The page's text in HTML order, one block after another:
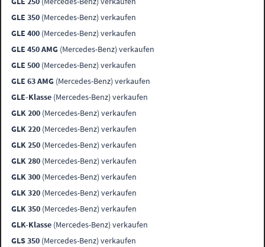
GLE 350 (Mercedes-Benz) verkaufen
GLE 400 (Mercedes-Benz) verkaufen
GLE 450 AMG (Mercedes-Benz) verkaufen
GLE 500 (Mercedes-Benz) verkaufen
GLE 63 AMG (Mercedes-Benz) verkaufen
GLE-Klasse (Mercedes-Benz) verkaufen
GLK 200 (Mercedes-Benz) verkaufen
GLK 220 (Mercedes-Benz) verkaufen
GLK 250 (Mercedes-Benz) verkaufen
GLK 280 (Mercedes-Benz) verkaufen
GLK 300 (Mercedes-Benz) verkaufen
GLK 320 (Mercedes-Benz) verkaufen
GLK 350 (Mercedes-Benz) verkaufen
GLK-Klasse (Mercedes-Benz) verkaufen
GLS 350 (Mercedes-Benz) verkaufen